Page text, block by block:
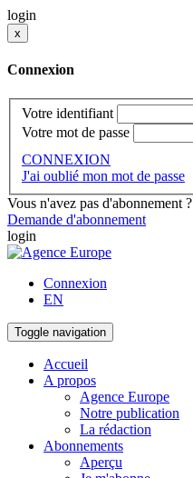
login
x
Connexion
Votre identifiant
Votre mot de passe
CONNEXION
J'ai oublié mon mot de passe
Vous n'avez pas d'abonnement ?
Demande d'abonnement
login
Connexion
EN
Toggle navigation
Accueil
A propos
Agence Europe
Notre publication
La rédaction
Abonnements
Aperçu